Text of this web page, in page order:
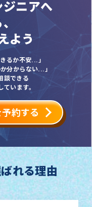
ニアへ
よう
るか不安...」
分からない...」
談できる
います。
約する
れる理由